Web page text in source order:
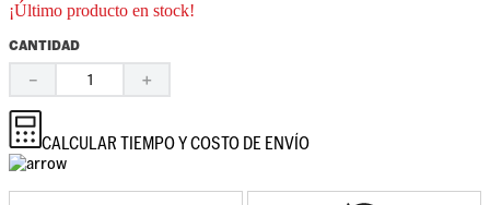
¡Último producto en stock!
CANTIDAD
＋
－
CALCULAR TIEMPO Y COSTO DE ENVÍO